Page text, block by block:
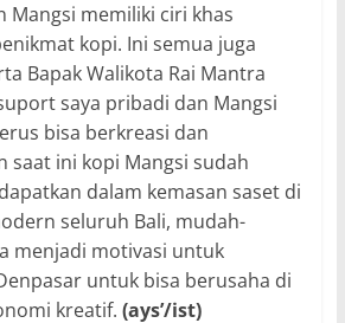
Mangsi memiliki ciri khas
kopi. Ini semua juga
Bapak Walikota Rai Mantra
saya pribadi dan Mangsi
bisa berkreasi dan
saat ini kopi Mangsi sudah
dalam kemasan saset di
seluruh Bali, mudah-
menjadi motivasi untuk
untuk bisa berusaha di
kreatif. (ays’/ist)